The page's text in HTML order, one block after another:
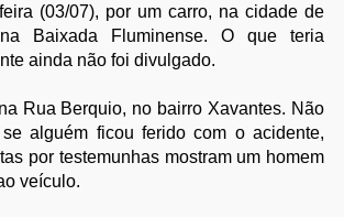
(03/07), por um carro, na cidade de
Baixada Fluminense. O que teria
ainda não foi divulgado.
Rua Berquio, no bairro Xavantes. Não
alguém ficou ferido com o acidente,
por testemunhas mostram um homem
veículo.